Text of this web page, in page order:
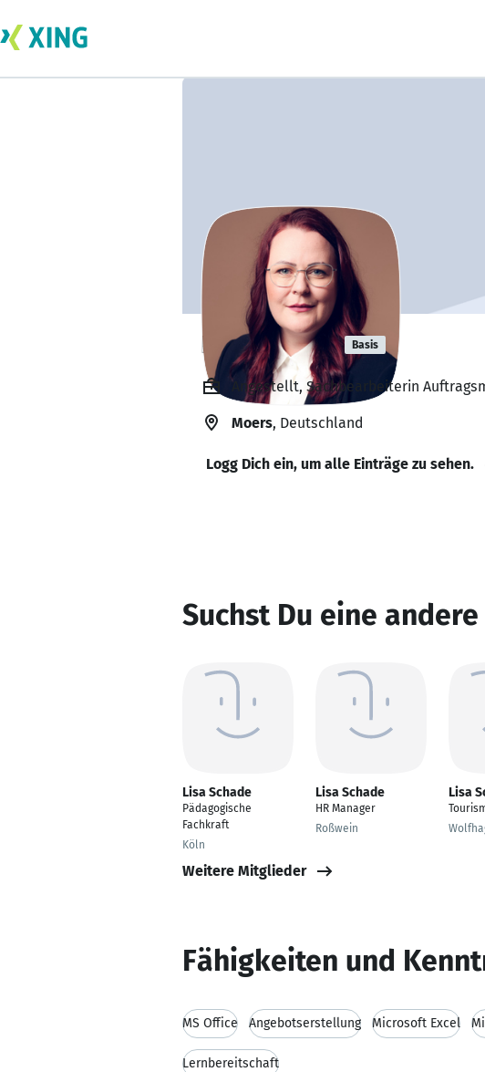
Lisa Schade Basis
Angestellt, Sachbearbeiterin
Moers, Deutschland
Logg Dich ein, um alle Einträge zu sehen.
Suchst Du eine andere
Lisa Schade
Pädagogische
Fachkraft
Köln
Lisa Schade
HR Manager
Roßwein
Lisa
Weitere Mitglieder
Fähigkeiten und
MS Office Angebotserstellung Microsoft Excel
Lernbereitschaft